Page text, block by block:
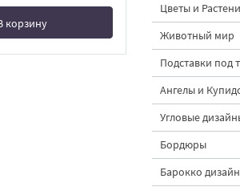
корзину
корзине
Цветы и
Животный мир
Подставки под
Ангелы и
Угловые
Бордюры
Барокко